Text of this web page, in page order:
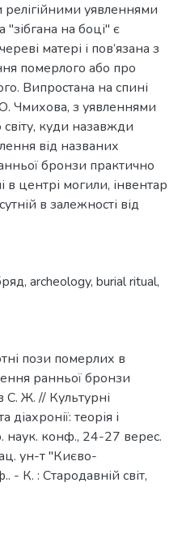
релігійними уявленнями
на боці" є
матері і пов’язана з
померлого або про
Випростана на спині
Чмихова, з уявленнями
світу, куди назавжди
від названих
бронзи практично
центрі могили, інвентар
в залежності від
, archeology, burial ritual,
пози померлих в
ранньої бронзи
С. Ж. // Культурні
теорія і
наук. конф., 24-27 верес.
ун-т "Києво-
- К. : Стародавній світ,